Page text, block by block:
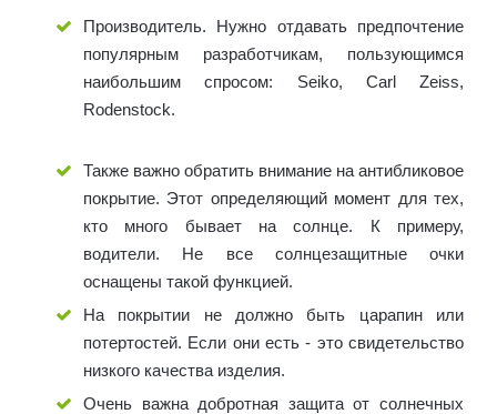
Производитель. Нужно отдавать предпочтение
популярным разработчикам, пользующимся
наибольшим спросом: Seiko, Carl Zeiss,
Rodenstock.
Также важно обратить внимание на антибликовое
покрытие. Этот определяющий момент для тех,
кто много бывает на солнце. К примеру,
водители. Не все солнцезащитные очки
оснащены такой функцией.
На покрытии не должно быть царапин или
потертостей. Если они есть - это свидетельство
низкого качества изделия.
Очень важна добротная защита от солнечных